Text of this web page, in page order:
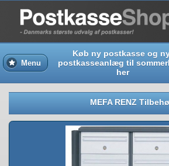
Menu
Køb ny postkasse og
postkasseanlæg til
her
MEFA RENZ